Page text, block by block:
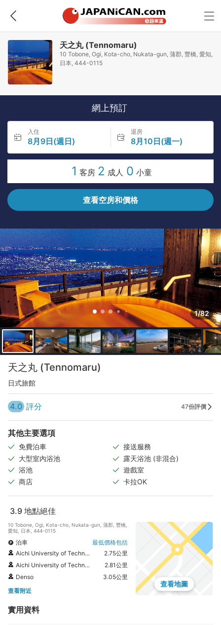
天之丸 (Tennomaru)
10 Tobone, Ogi, Kota-cho, Nukata-gun, 蒲郡, 豐橋, 愛知,
日本, 444-0115
網上預訂
入住
8月9日(週日)
退房
8月10日(週一)
1 客房 2 成人 0 小童
查看空房和價格
1/82
天之丸 (Tennomaru)
日式旅館
4.0 評分 47份評價
其他主要選項
免費泊車
接送服務
大型室內浴池
露天浴池 (非混合)
浴池
遊戲室
商店
卡拉OK
3.9 地點絕佳
10 Tobone, Ogi, Kota-cho, Nukata-gun, 蒲郡, 豐橋,
愛知, 日本, 444-0115
泊車
最低價格包括
Aichi University of Technology
2.75公里
Aichi University of Technology Automotive Junior College
2.81公里
Denso
3.05公里
查看附近
查看地圖
實用資料